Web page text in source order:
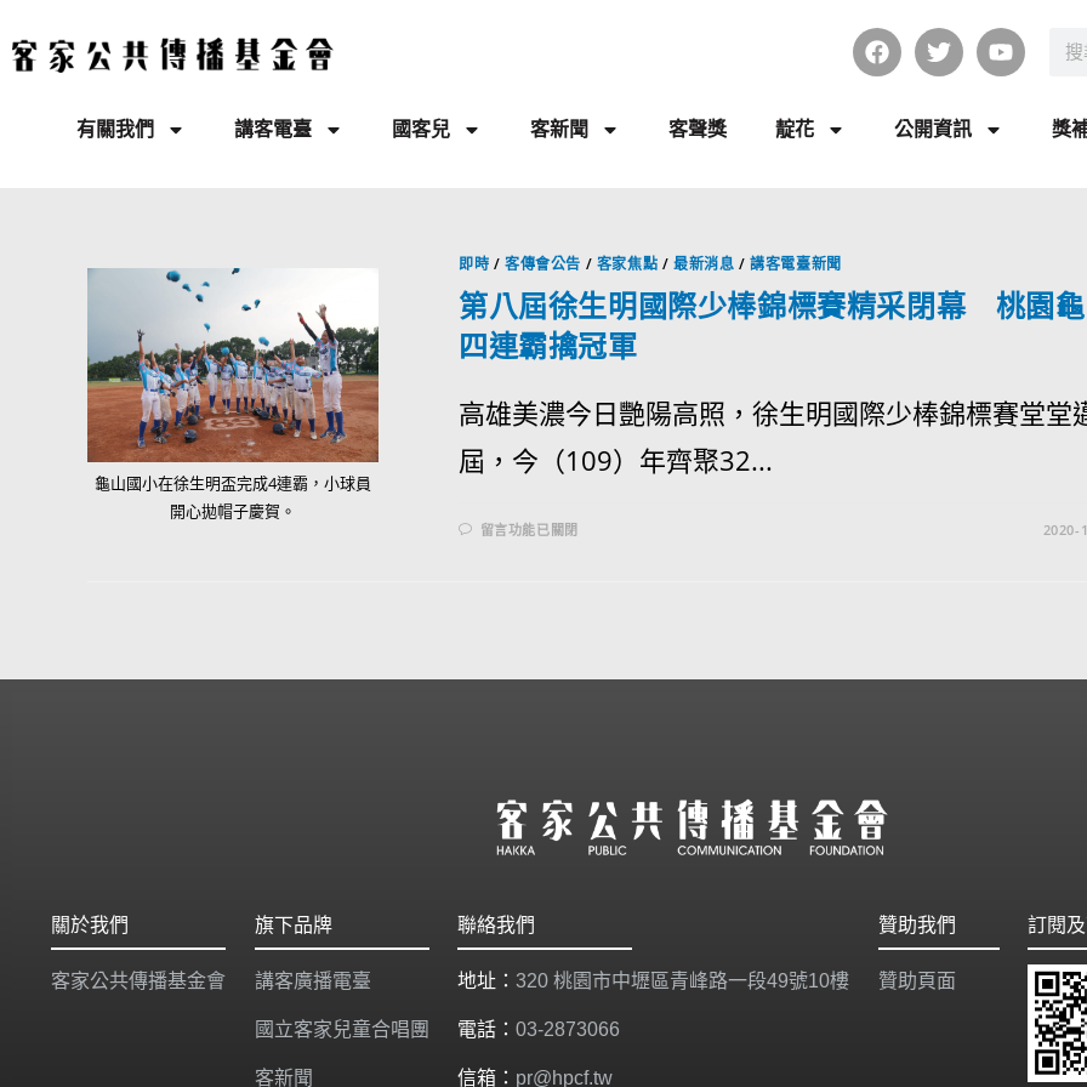
有關我們 講客電臺 國客兒 客新聞 客聲獎 靛花 公開資訊 獎
龜山國小在徐生明盃完成4連霸，小球員
開心拋帽子慶賀。
即時 /客傳會公告 / 客家焦點 /最新消息 /講客電臺新聞
第八屆徐生明國際少棒錦標賽精采閉幕 桃園
四連霸擒冠軍
高雄美濃今日艷陽高照，徐生明國際少棒錦標賽堂堂
屆，今（109）年齊聚32...
留言功能已關閉 2020-
關於我們
客家公共傳播基金會
旗下品牌
講客廣播電臺
國立客家兒童合唱團
客新聞
聯絡我們
地址： 320 桃園市中壢區青峰路一段49號10樓
電話： 03-2873066
信箱： pr@hpcf.tw
贊助我們
贊助頁面
訂閱